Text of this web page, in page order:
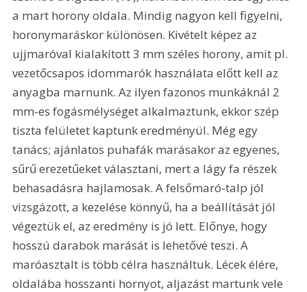
a mart horony oldala. Mindig nagyon kell figyelni,
horonymaráskor különösen. Kivételt képez az
ujjmaróval kialakított 3 mm széles horony, amit pl.
vezetőcsapos idommarók használata előtt kell az
anyagba marnunk. Az ilyen fazonos munkáknál 2
mm-es fogásmélységet alkalmaztunk, ekkor szép
tiszta felületet kaptunk eredményül. Még egy
tanács; ajánlatos puhafák marásakor az egyenes,
sűrű erezetűeket választani, mert a lágy fa részek
behasadásra hajlamosak. A felsőmaró-talp jól
vizsgázott, a kezelése könnyű, ha a beállítását jól
végeztük el, az eredmény is jó lett. Előnye, hogy
hosszú darabok marását is lehetővé teszi. A
maróasztalt is több célra használtuk. Lécek élére,
oldalába hosszanti hornyot, aljazást martunk vele